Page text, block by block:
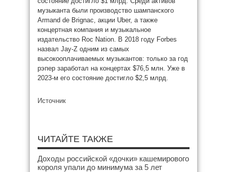
музыканта были производство шампанского
Armand de Brignac, акции Uber, а также
концертная компания и музыкальное
издательство Roc Nation. В 2018 году Forbes
назвал Jay-Z одним из самых
высокооплачиваемых музыкантов: только за год
рэпер заработал на концертах $76,5 млн. Уже в
2023-м его состояние достигло $2,5 млрд.
Источник
ЧИТАЙТЕ ТАКЖЕ
Доходы российской «дочки» кашемирового
короля упали до минимума за 5 лет